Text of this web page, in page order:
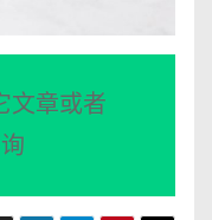
文章或者